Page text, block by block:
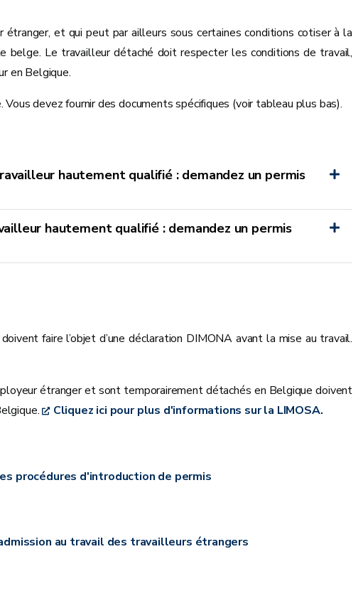
et qui peut par ailleurs sous certaines conditions cotiser à la
belge. Le travailleur détaché doit respecter les conditions de travail,
en Belgique.
devez fournir des documents spécifiques (voir tableau plus bas).
hautement qualifié : demandez un permis
hautement qualifié : demandez un permis
faire l’objet d’une déclaration DIMONA avant la mise au travail.
étranger et sont temporairement détachés en Belgique doivent
Cliquez ici pour plus d'informations sur la LIMOSA.
procédures d'introduction de permis
au travail des travailleurs étrangers